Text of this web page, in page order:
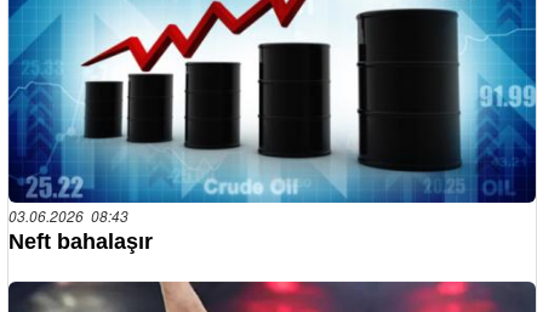
03.06.2026 08:43
Neft bahalaşır